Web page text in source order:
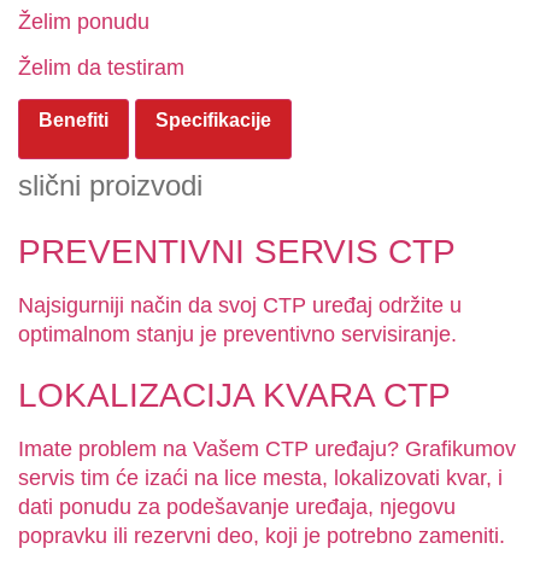
Želim ponudu
Želim da testiram
Benefiti Specifikacije
slični proizvodi
PREVENTIVNI SERVIS CTP
Najsigurniji način da svoj CTP uređaj održite u
optimalnom stanju je preventivno servisiranje.
LOKALIZACIJA KVARA CTP
Imate problem na Vašem CTP uređaju? Grafikumov
servis tim će izaći na lice mesta, lokalizovati kvar, i
dati ponudu za podešavanje uređaja, njegovu
popravku ili rezervni deo, koji je potrebno zameniti.